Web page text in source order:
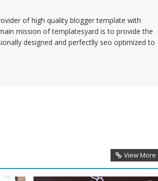
of high quality blogger template with
mission of templatesyard is to provide the
designed and perfectlly seo optimized to
View More